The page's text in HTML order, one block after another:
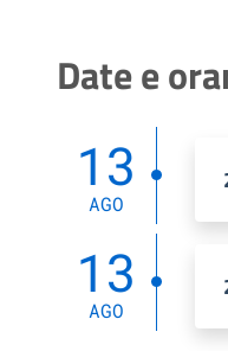
Date e
13
AGO
13
AGO